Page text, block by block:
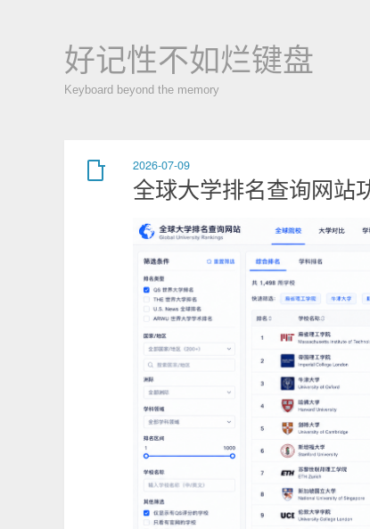
好记性不如烂键盘
Keyboard beyond the memory
2026-07-09
全球大学排名查询网站